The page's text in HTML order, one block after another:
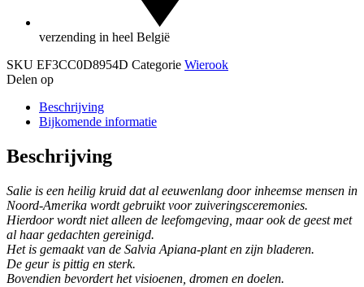
verzending in heel België
SKU EF3CC0D8954D Categorie Wierook
Delen op
Beschrijving
Bijkomende informatie
Beschrijving
Salie is een heilig kruid dat al eeuwenlang door inheemse mensen in
Noord-Amerika wordt gebruikt voor zuiveringsceremonies.
Hierdoor wordt niet alleen de leefomgeving, maar ook de geest met
al haar gedachten gereinigd.
Het is gemaakt van de Salvia Apiana-plant en zijn bladeren.
De geur is pittig en sterk.
Bovendien bevordert het visioenen, dromen en doelen.